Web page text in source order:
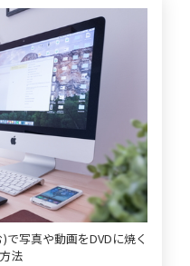
写真や動画をDVDに焼く
法